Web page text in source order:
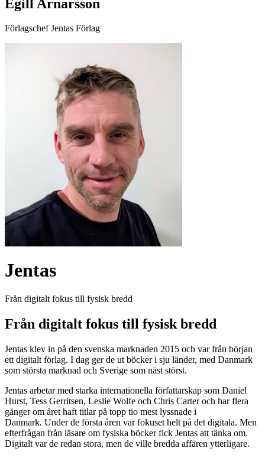
Egill Arnarsson
Förlagschef Jentas Förlag
Jentas
Från digitalt fokus till fysisk bredd
Från digitalt fokus till fysisk bredd
Jentas klev in på den svenska marknaden 2015 och var från början
ett digitalt förlag. I dag ger de ut böcker i sju länder, med Danmark
som största marknad och Sverige som näst störst.
Jentas arbetar med starka internationella författarskap som Daniel
Hurst, Tess Gerritsen, Leslie Wolfe och Chris Carter och har flera
gånger om året haft titlar på topp tio mest lyssnade i
Danmark. Under de första åren var fokuset helt på det digitala. Men
efterfrågan från läsare om fysiska böcker fick Jentas att tänka om.
Digitalt var de redan stora, men de ville bredda affären ytterligare.